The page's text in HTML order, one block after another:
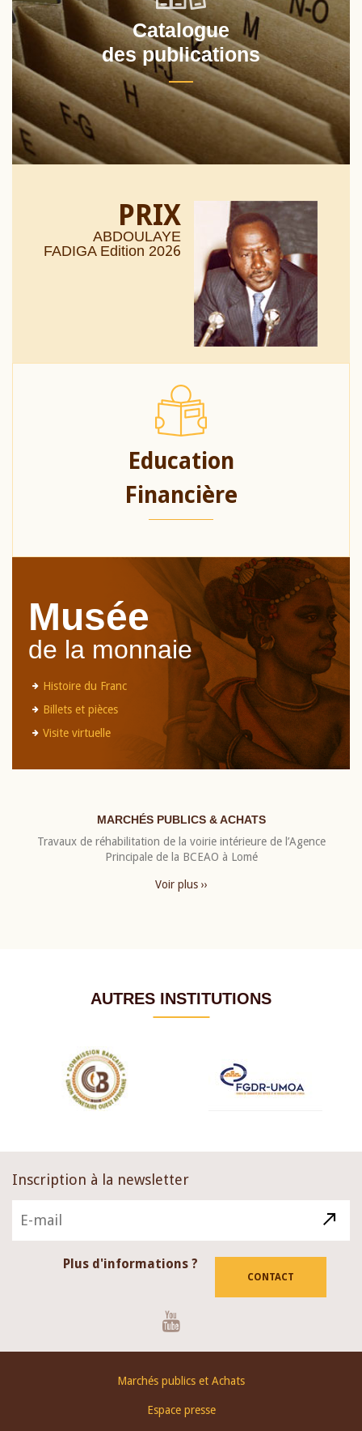
Catalogue
des publications
PRIX
ABDOULAYE
FADIGA Edition 2026
Education
Financière
Musée
de la monnaie
Histoire du Franc
Billets et pièces
Visite virtuelle
MARCHÉS PUBLICS & ACHATS
Travaux de réhabilitation de la voirie intérieure de l’Agence
Principale de la BCEAO à Lomé
Voir plus ››
AUTRES INSTITUTIONS
Inscription à la newsletter
Plus d'informations ?
CONTACT
Marchés publics et Achats
Espace presse